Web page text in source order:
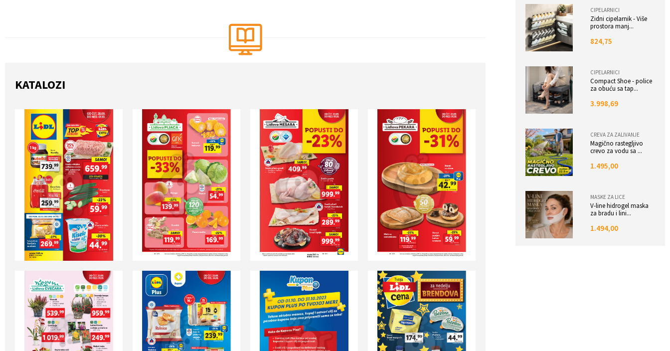
KATALOZI
CIPELARNICI
Zidni cipelarnik - Više
prostora manj...
824,75
CIPELARNICI
Compact Shoe - police
za obuću sa tap...
3.998,69
CREVA ZA ZALIVANJE
Magično rastegljivo
crevo za vodu sa ...
1.495,00
MASKE ZA LICE
V-line hidrogel maska
za bradu i lini...
1.494,00